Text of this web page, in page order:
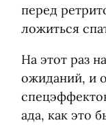
перед
ложиться
На этот раз
ожиданий, и
ада, как это